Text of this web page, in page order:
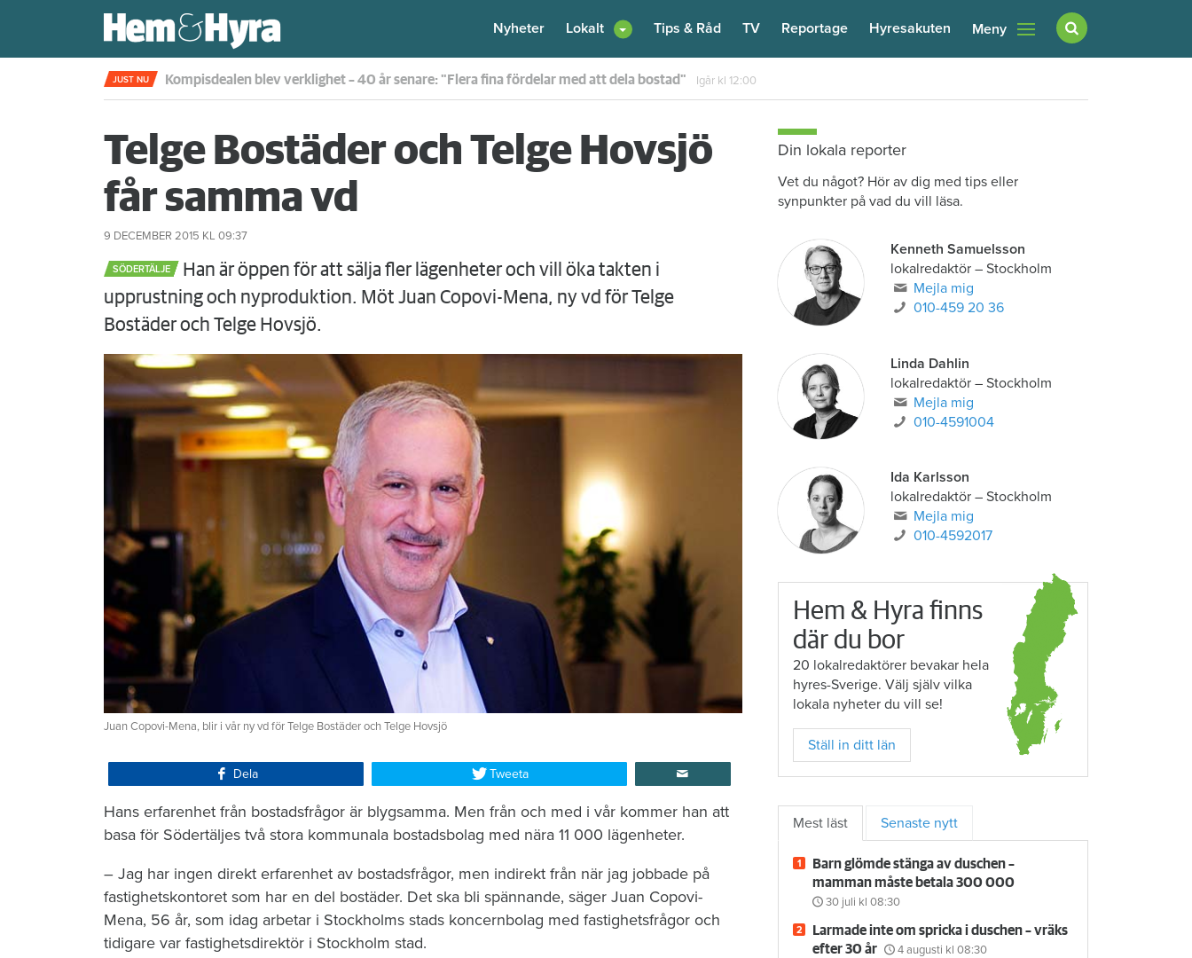
Nyheter Lokalt Tips & Råd TV Reportage Hyresakuten Meny
JUST NU Rökte inomhus och övergav lägenheten – nu kräver värden honom på 100 000 kronor Igår kl 10:30
Telge Bostäder och Telge Hovsjö
får samma vd
9 DECEMBER 2015 KL 09:37
SÖDERTÄLJE
Han är öppen för att sälja fler lägenheter och vill öka takten i
upprustning och nyproduktion. Möt Juan Copovi-Mena, ny vd för Telge
Bostäder och Telge Hovsjö.
Juan Copovi-Mena, blir i vår ny vd för Telge Bostäder och Telge Hovsjö
Dela Tweeta
Hans erfarenhet från bostadsfrågor är blygsamma. Men från och med i vår kommer han att
basa för Södertäljes två stora kommunala bostadsbolag med nära 11 000 lägenheter.
– Jag har ingen direkt erfarenhet av bostadsfrågor, men indirekt från när jag jobbade på
fastighetskontoret som har en del bostäder. Det ska bli spännande, säger Juan Copovi-
Mena, 56 år, som idag arbetar i Stockholms stads koncernbolag med fastighetsfrågor och
tidigare var fastighetsdirektör i Stockholm stad.
Din lokala reporter
Vet du något? Hör av dig med tips eller
synpunkter på vad du vill läsa.
Kenneth Samuelsson
lokalredaktör– Stockholm
Mejla mig
010-459 20 36
Linda Dahlin
lokalredaktör– Stockholm
Mejla mig
010-4591004
Ida Karlsson
lokalredaktör – Stockholm
Mejla mig
010-4592017
Hem & Hyra finns
där du bor
20 lokalredaktörer bevakar hela
hyres-Sverige. Välj själv vilka
lokala nyheter du vill se!
Ställ in ditt län
Mest läst Senaste nytt
Barn glömde stänga av duschen –
mamman måste betala 300 000
30 juli kl 08:30
Larmade inte om spricka i duschen – vräks
efter 30 år
4 augusti kl 08:30